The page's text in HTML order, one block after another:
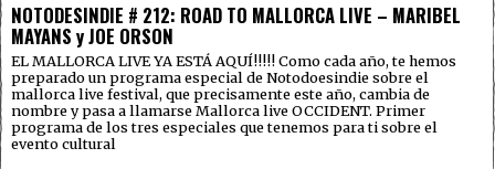
NOTODESINDIE # 212: ROAD TO MALLORCA LIVE – MARIBEL
MAYANS y JOE ORSON
EL MALLORCA LIVE YA ESTÁ AQUÍ!!!!! Como cada año, te hemos
preparado un programa especial de Notodoesindie sobre el
mallorca live festival, que precisamente este año, cambia de
nombre y pasa a llamarse Mallorca live OCCIDENT. Primer
programa de los tres especiales que tenemos para ti sobre el
evento cultural